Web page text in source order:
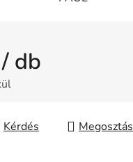
/ db
Kérdés Megosztás